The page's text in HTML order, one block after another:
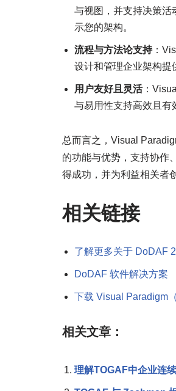
与视图，并支持决策活
示您的架构。
流程与方法论支持：
设计和管理企业架构提
用户友好且灵活：
与易用性支持高效且有
总而言之，Visual
的功能与优势，支持协作
得成功，并为利益相关者
相关链接
了解更多关于 DoDAF
DoDAF 软件解决方案
下载 Visual Paradigm
相关文章：
理解TOGAF中企业连